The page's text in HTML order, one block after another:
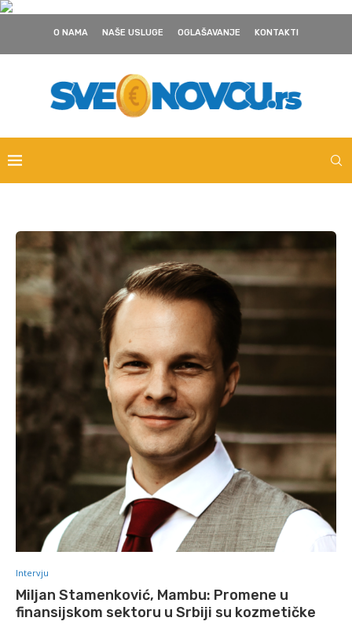
O NAMA NAŠE USLUGE OGLAŠAVANJE KONTAKTI
Intervju
Miljan Stamenković, Mambu: Promene u
finansijskom sektoru u Srbiji su kozmetičke